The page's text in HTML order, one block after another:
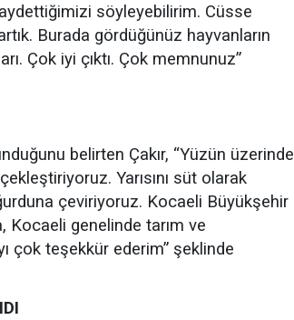
söyleyebilirim. Cüsse
Burada gördüğünüz hayvanların
Çok iyi çıktı. Çok memnunuz”
belirten Çakır, “Yüzün üzerinde
Yarısını süt olarak
çeviriyoruz. Kocaeli Büyükşehir
Kocaeli genelinde tarım ve
çok teşekkür ederim” şeklinde